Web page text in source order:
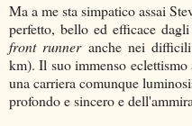
Ma a me sta simpatico assai
perfetto, bello ed efficace
front runneranche nei difficili
km). Il suo immenso
una carriera comunque
profondo e sincero e